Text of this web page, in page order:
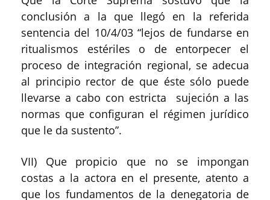
conclusión a la que llegó en la referida
sentencia del 10/4/03 “lejos de fundarse en
ritualismos estériles o de entorpecer el
proceso de integración regional, se adecua
al principio rector de que éste sólo puede
llevarse a cabo con estricta sujeción a las
normas que configuran el régimen jurídico
que le da sustento”.
VII) Que propicio que no se impongan
costas a la actora en el presente, atento a
que los fundamentos de la denegatoria de